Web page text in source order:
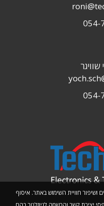
ושיפור חוויית השימוש באתר. איסוף
054-
שוויגר
054-